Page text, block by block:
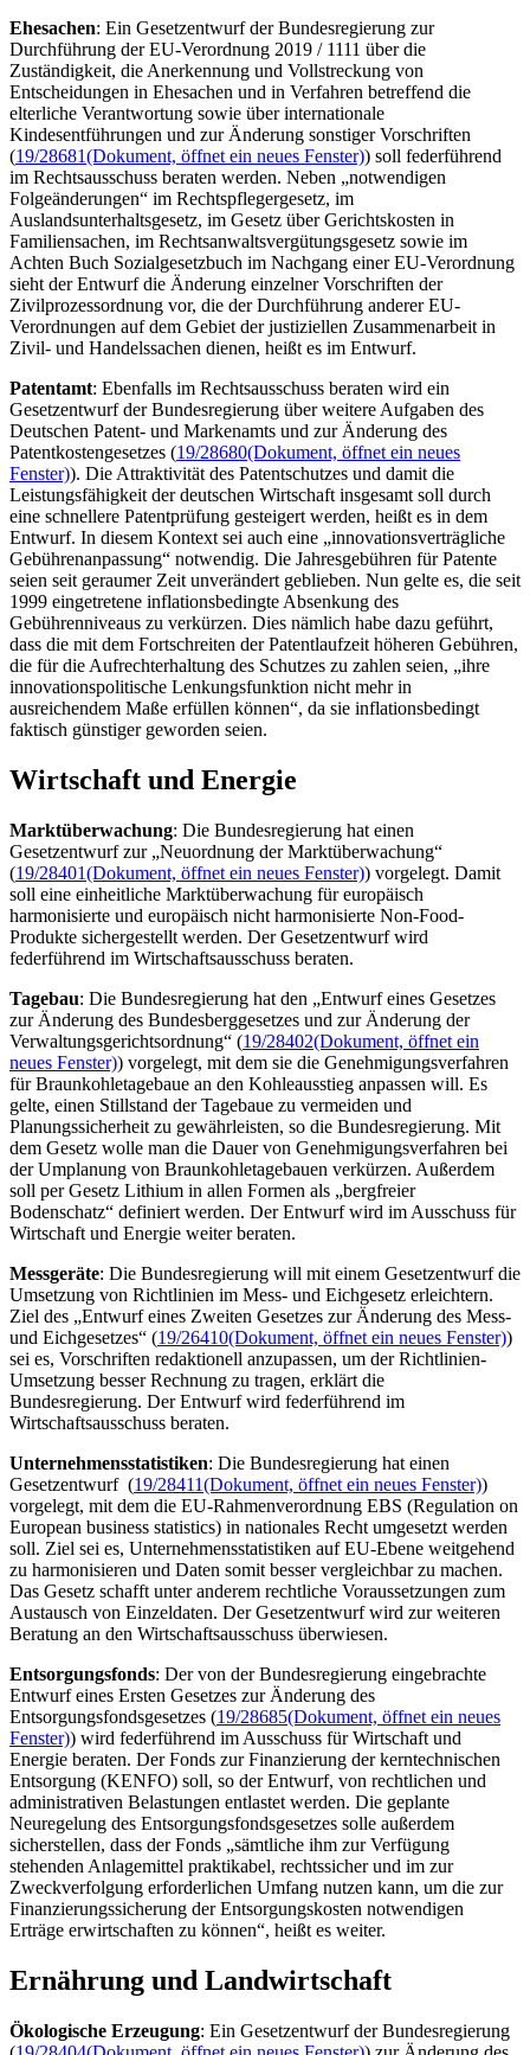
Ehesachen: Ein Gesetzentwurf der Bundesregierung zur
Durchführung der EU-Verordnung 2019 / 1111 über die
Zuständigkeit, die Anerkennung und Vollstreckung von
Entscheidungen in Ehesachen und in Verfahren betreffend die
elterliche Verantwortung sowie über internationale
Kindesentführungen und zur Änderung sonstiger Vorschriften
(19/28681(Dokument, öffnet ein neues Fenster)) soll federführend
im Rechtsausschuss beraten werden. Neben „notwendigen
Folgeänderungen“ im Rechtspflegergesetz, im
Auslandsunterhaltsgesetz, im Gesetz über Gerichtskosten in
Familiensachen, im Rechtsanwaltsvergütungsgesetz sowie im
Achten Buch Sozialgesetzbuch im Nachgang einer EU-Verordnung
sieht der Entwurf die Änderung einzelner Vorschriften der
Zivilprozessordnung vor, die der Durchführung anderer EU-
Verordnungen auf dem Gebiet der justiziellen Zusammenarbeit in
Zivil- und Handelssachen dienen, heißt es im Entwurf.
Patentamt: Ebenfalls im Rechtsausschuss beraten wird ein
Gesetzentwurf der Bundesregierung über weitere Aufgaben des
Deutschen Patent- und Markenamts und zur Änderung des
Patentkostengesetzes (19/28680(Dokument, öffnet ein neues
Fenster)). Die Attraktivität des Patentschutzes und damit die
Leistungsfähigkeit der deutschen Wirtschaft insgesamt soll durch
eine schnellere Patentprüfung gesteigert werden, heißt es in dem
Entwurf. In diesem Kontext sei auch eine „innovationsverträgliche
Gebührenanpassung“ notwendig. Die Jahresgebühren für Patente
seien seit geraumer Zeit unverändert geblieben. Nun gelte es, die seit
1999 eingetretene inflationsbedingte Absenkung des
Gebührenniveaus zu verkürzen. Dies nämlich habe dazu geführt,
dass die mit dem Fortschreiten der Patentlaufzeit höheren Gebühren,
die für die Aufrechterhaltung des Schutzes zu zahlen seien, „ihre
innovationspolitische Lenkungsfunktion nicht mehr in
ausreichendem Maße erfüllen können“, da sie inflationsbedingt
faktisch günstiger geworden seien.
Wirtschaft und Energie
Marktüberwachung: Die Bundesregierung hat einen
Gesetzentwurf zur „Neuordnung der Marktüberwachung“
(19/28401(Dokument, öffnet ein neues Fenster)) vorgelegt. Damit
soll eine einheitliche Marktüberwachung für europäisch
harmonisierte und europäisch nicht harmonisierte Non-Food-
Produkte sichergestellt werden. Der Gesetzentwurf wird
federführend im Wirtschaftsausschuss beraten.
Tagebau: Die Bundesregierung hat den „Entwurf eines Gesetzes
zur Änderung des Bundesberggesetzes und zur Änderung der
Verwaltungsgerichtsordnung“ (19/28402(Dokument, öffnet ein
neues Fenster)) vorgelegt, mit dem sie die Genehmigungsverfahren
für Braunkohletagebaue an den Kohleausstieg anpassen will. Es
gelte, einen Stillstand der Tagebaue zu vermeiden und
Planungssicherheit zu gewährleisten, so die Bundesregierung. Mit
dem Gesetz wolle man die Dauer von Genehmigungsverfahren bei
der Umplanung von Braunkohletagebauen verkürzen. Außerdem
soll per Gesetz Lithium in allen Formen als „bergfreier
Bodenschatz“ definiert werden. Der Entwurf wird im Ausschuss für
Wirtschaft und Energie weiter beraten.
Messgeräte: Die Bundesregierung will mit einem Gesetzentwurf die
Umsetzung von Richtlinien im Mess- und Eichgesetz erleichtern.
Ziel des „Entwurf eines Zweiten Gesetzes zur Änderung des Mess-
und Eichgesetzes“ (19/26410(Dokument, öffnet ein neues Fenster))
sei es, Vorschriften redaktionell anzupassen, um der Richtlinien-
Umsetzung besser Rechnung zu tragen, erklärt die
Bundesregierung. Der Entwurf wird federführend im
Wirtschaftsausschuss beraten.
Unternehmensstatistiken: Die Bundesregierung hat einen
Gesetzentwurf (19/28411(Dokument, öffnet ein neues Fenster))
vorgelegt, mit dem die EU-Rahmenverordnung EBS (Regulation on
European business statistics) in nationales Recht umgesetzt werden
soll. Ziel sei es, Unternehmensstatistiken auf EU-Ebene weitgehend
zu harmonisieren und Daten somit besser vergleichbar zu machen.
Das Gesetz schafft unter anderem rechtliche Voraussetzungen zum
Austausch von Einzeldaten. Der Gesetzentwurf wird zur weiteren
Beratung an den Wirtschaftsausschuss überwiesen.
Entsorgungsfonds: Der von der Bundesregierung eingebrachte
Entwurf eines Ersten Gesetzes zur Änderung des
Entsorgungsfondsgesetzes (19/28685(Dokument, öffnet ein neues
Fenster)) wird federführend im Ausschuss für Wirtschaft und
Energie beraten. DerFonds zur Finanzierung der kerntechnischen
Entsorgung (KENFO) soll, so der Entwurf, von rechtlichen und
administrativen Belastungen entlastet werden. Die geplante
Neuregelung des Entsorgungsfondsgesetzes solle außerdem
sicherstellen, dass derFonds „sämtliche ihm zur Verfügung
stehenden Anlagemittel praktikabel, rechtssicher und im zur
Zweckverfolgung erforderlichen Umfang nutzen kann, um die zur
Finanzierungssicherung der Entsorgungskosten notwendigen
Erträge erwirtschaften zu können“, heißt es weiter.
Ernährung und Landwirtschaft
Ökologische Erzeugung: Ein Gesetzentwurf der Bundesregierung